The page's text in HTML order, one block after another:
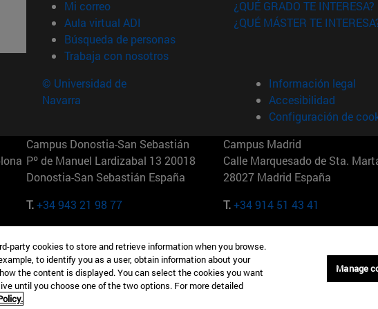
Mi correo(abre en nueva ventana)
Aula virtual ADI (abre en nueva ventana)
Búsqueda de personas(abre en nueva ventana)
Trabaja con nosotros(abre en nueva ventana)
¿QUÉ GRADO TE INTERESA?
¿QUÉ MÁSTER TE
© Universidad de
Navarra
Información legal
Accesibilidad
Configuración de
Campus Donostia-San Sebastián
Pº de Manuel Lardizabal 13 20018
Donostia-San Sebastián España
T.+34 943 21 98 77
Campus Madrid
Calle Marquesado de Sta.
28027 Madrid España
T.+34 914 51 43 41
165 W 57th St 10019-2201 Nueva York
EE.UU
T.+1 646 346 8850
Maria-Theresia-Straße 15
Múnich Alemania
T.+49 89 24209790
party cookies to store and retrieve information when you browse.
to identify you as a user, obtain information about your
the content is displayed. You can select the cookies you want
until you choose one of the two options. For more detailed
Manage